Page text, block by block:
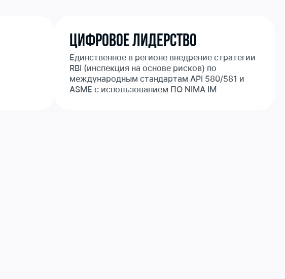
Цифровое лидерство
Единственное в регионе внедрение стратегии
RBI (инспекция на основе рисков) по
международным стандартам API 580/581 и
ASME с использованием ПО NIMA IM